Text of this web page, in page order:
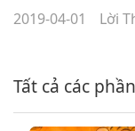
2019-04-01 Lời
Tất cả các phần